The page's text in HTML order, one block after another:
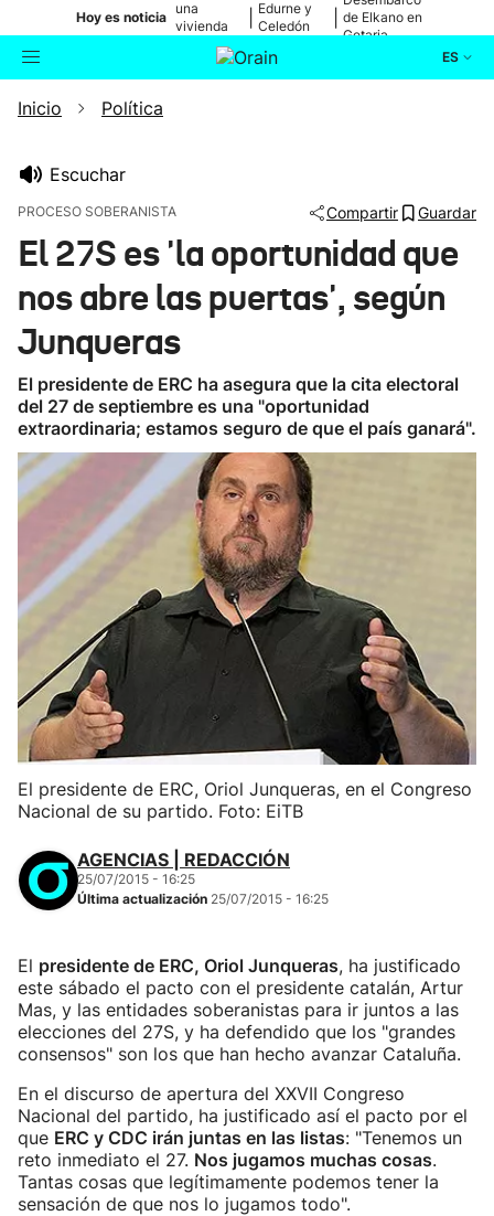
Hoy es noticia
una
vivienda
de Bilbao
Edurne y
Celedón
de Elkano en
Getaria
ES
Buscador
Ikusmiran
Inicio Política
Escuchar
PROCESO SOBERANISTA Compartir Guardar
El 27S es 'la oportunidad que
nos abre las puertas', según
Junqueras
El presidente de ERC ha asegura que la cita electoral
del 27 de septiembre es una "oportunidad
extraordinaria; estamos seguro de que el país ganará".
El presidente de ERC, Oriol Junqueras, en el Congreso
Nacional de su partido. Foto: EiTB
AGENCIAS | REDACCIÓN
25/07/2015 - 16:25
Última actualización 25/07/2015 - 16:25
El presidente de ERC, Oriol Junqueras, ha justificado
este sábado el pacto con el presidente catalán, Artur
Mas, y las entidades soberanistas para ir juntos a las
elecciones del 27S, y ha defendido que los "grandes
consensos" son los que han hecho avanzar Cataluña.
En el discurso de apertura del XXVII Congreso
Nacional del partido, ha justificado así el pacto por el
que ERC y CDC irán juntas en las listas: "Tenemos un
reto inmediato el 27. Nos jugamos muchas cosas.
Tantas cosas que legítimamente podemos tener la
sensación de que nos lo jugamos todo".